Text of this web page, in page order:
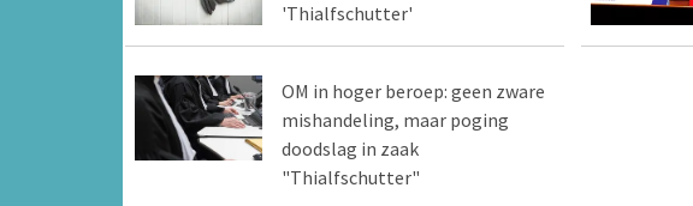
'Thialfschutter'
OM in hoger beroep: geen zware
mishandeling, maar poging
doodslag in zaak
"Thialfschutter"